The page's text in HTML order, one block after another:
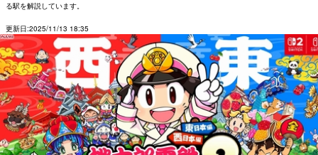
る駅を解説しています。
更新日:2025/11/13 18:35